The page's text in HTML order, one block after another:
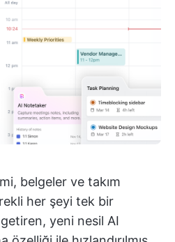
belgeler ve takım
her şeyi tek bir
yeni nesil AI